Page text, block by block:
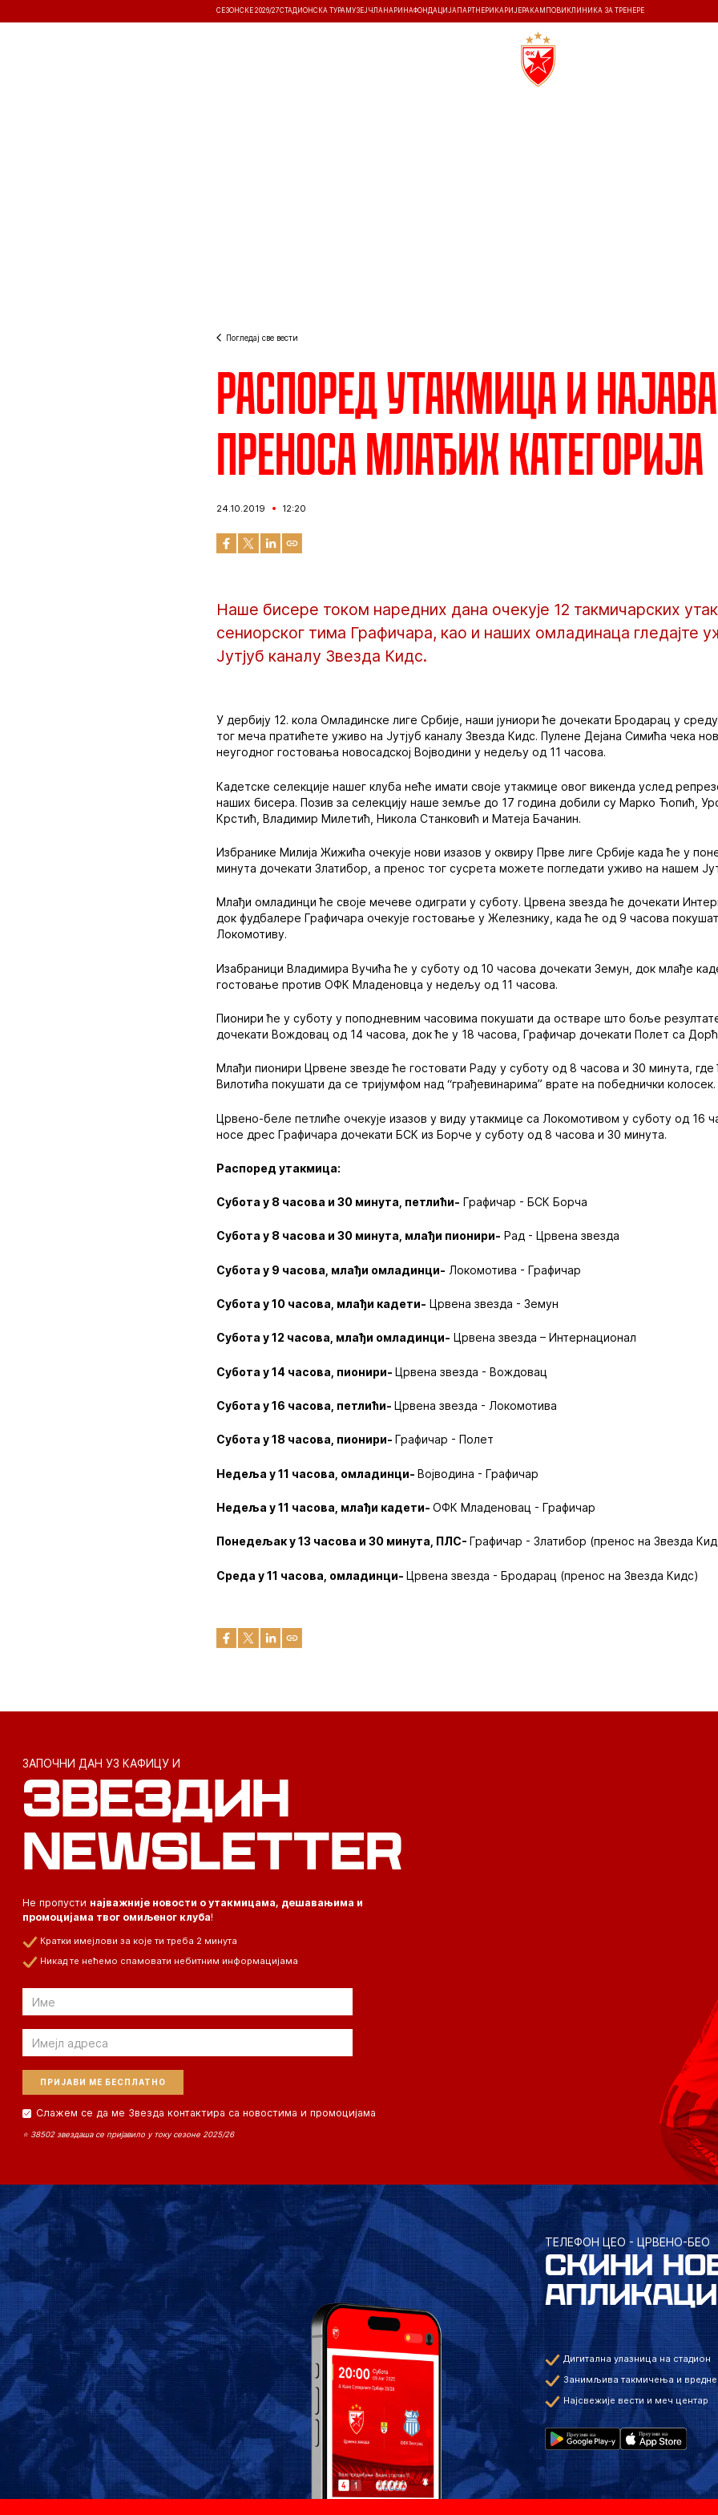
СЕЗОНСКЕ 2026/27СТАДИОНСКА ТУРА МУЗЕЈ ЧЛАНАРИНАФОНДАЦИЈА ПАРТНЕРИ КАРИЈЕРА КАМПОВИ КЛИНИКА ЗА ТРЕНЕРЕ
Погледај све вести
Распоред утакмица и најава
преноса млађих категорија
24.10.2019 12:20
Наше бисере током наредних дана очекује 12 такмичарских
сениорског тима Графичара, као и наших омладинаца гледајте
Јутјуб каналу Звезда Кидс.
У дербију 12. кола Омладинске лиге Србије, наши јуниори ће дочекати Бродарац у
тог меча пратићете уживо на Јутјуб каналу Звезда Кидс. Пулене Дејана Симића чека
неугодног гостовања новосадској Војводини у недељу од 11 часова.
Кадетске селекције нашег клуба неће имати своје утакмице овог викенда услед
наших бисера. Позив за селекцију наше земље до 17 година добили су Марко Ћопић,
Крстић, Владимир Милетић, Никола Станковић и Матеја Бачанин.
Избранике Милија Жижића очекује нови изазов у оквиру Прве лиге Србије када ће у
минута дочекати Златибор, а пренос тог сусрета можете погледати уживо на нашем
Млађи омладинци ће своје мечеве одиграти у суботу. Црвена звезда ће дочекати
док фудбалере Графичара очекује гостовање у Железнику, када ће од 9 часова
Локомотиву.
Изабраници Владимира Вучића ће у суботу од 10 часова дочекати Земун, док млађе
гостовање против ОФК Младеновца у недељу од 11 часова.
Пионири ће у суботу у поподневним часовима покушати да остваре што боље
дочекати Вождовац од 14 часова, док ће у 18 часова, Графичар дочекати Полет са
Млађи пионири Црвене звезде ће гостовати Раду у суботу од 8 часова и 30 минута,
Вилотића покушати да се тријумфом над “грађевинарима” врате на победнички колосек.
Црвено-беле петлиће очекује изазов у виду утакмице са Локомотивом у суботу од 16
носе дрес Графичара дочекати БСК из Борче у суботу од 8 часова и 30 минута.
Распоред утакмица:
Субота у 8 часова и 30 минута, петлићи- Графичар - БСК Борча
Субота у 8 часова и 30 минута, млађи пионири- Рад - Црвена звезда
Субота у 9 часова, млађи омладинци- Локомотива - Графичар
Субота у 10 часова, млађи кадети- Црвена звезда - Земун
Субота у 12 часова, млађи омладинци- Црвена звезда – Интернационал
Субота у 14 часова, пионири-Црвена звезда - Вождовац
Субота у 16 часова, петлићи-Црвена звезда - Локомотива
Субота у 18 часова, пионири-Графичар - Полет
Недеља у 11 часова, омладинци-Војводина - Графичар
Недеља у 11 часова, млађи кадети-ОФК Младеновац - Графичар
Понедељак у 13 часова и 30 минута, ПЛС-Графичар - Златибор (пренос на Звезда
Среда у 11 часова, омладинци-Црвена звезда - Бродарац (пренос на Звезда Кидс)
ЗАПОЧНИ ДАН УЗ КАФИЦУ И
ЗВЕЗДИН
NEWSLETTER
Не пропусти најважније новости о утакмицама, дешавањима и
промоцијама твог омиљеног клуба!
Кратки имејлови за које ти треба 2 минута
Никад те нећемо спамовати небитним информацијама
Email
Email
Слажем се да ме Звезда контактира са новостима и промоцијама
⭐ 38502 звездаша се пријавило у току сезоне 2025/26
ТЕЛЕФОН ЦЕО - ЦРВЕНО-БЕО
СКИНИ
Дигитална улазница на стадион
Занимљива такмичења и вредне
Најсвежије вести и меч центар